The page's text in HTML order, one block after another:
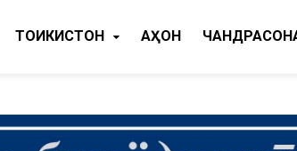
ТОҶИКИСТОН ҶАҲОН